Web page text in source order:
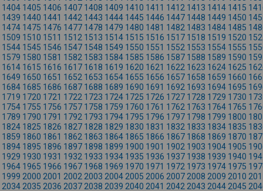
1404 1405 1406 1407 1408 1409 1410 1411 1412 1413 1414 1415
1439 1440 1441 1442 1443 1444 1445 1446 1447 1448 1449 1450
1474 1475 1476 1477 1478 1479 1480 1481 1482 1483 1484 1485
1509 1510 1511 1512 1513 1514 1515 1516 1517 1518 1519 1520
1544 1545 1546 1547 1548 1549 1550 1551 1552 1553 1554 1555
1579 1580 1581 1582 1583 1584 1585 1586 1587 1588 1589 1590
1614 1615 1616 1617 1618 1619 1620 1621 1622 1623 1624 1625
1649 1650 1651 1652 1653 1654 1655 1656 1657 1658 1659 1660
1684 1685 1686 1687 1688 1689 1690 1691 1692 1693 1694 1695
1719 1720 1721 1722 1723 1724 1725 1726 1727 1728 1729 1730
1754 1755 1756 1757 1758 1759 1760 1761 1762 1763 1764 1765
1789 1790 1791 1792 1793 1794 1795 1796 1797 1798 1799 1800
1824 1825 1826 1827 1828 1829 1830 1831 1832 1833 1834 1835
1859 1860 1861 1862 1863 1864 1865 1866 1867 1868 1869 1870
1894 1895 1896 1897 1898 1899 1900 1901 1902 1903 1904 1905
1929 1930 1931 1932 1933 1934 1935 1936 1937 1938 1939 1940
1964 1965 1966 1967 1968 1969 1970 1971 1972 1973 1974 1975
1999 2000 2001 2002 2003 2004 2005 2006 2007 2008 2009 2010
2034 2035 2036 2037 2038 2039 2040 2041 2042 2043 2044 2045